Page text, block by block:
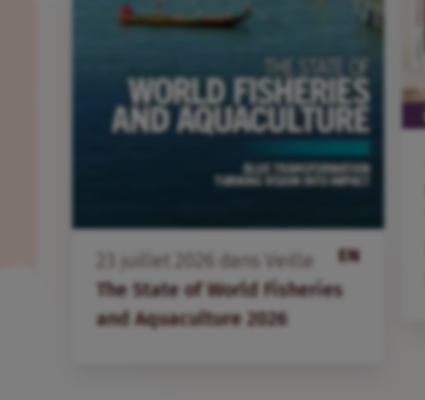
EN
juillet dans
Veille
The State of World Fisheries
and Aquaculture 2026